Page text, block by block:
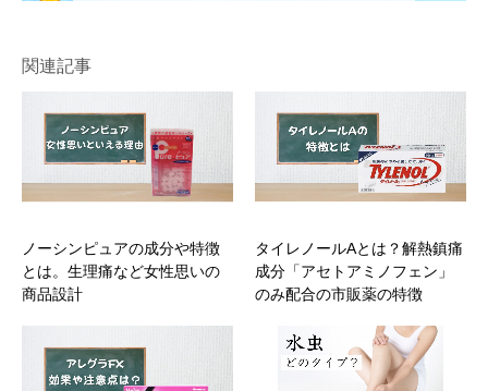
関連記事
ノーシンピュアの成分や特徴
とは。生理痛など女性思いの
商品設計
タイレノールAとは？解熱鎮痛
成分「アセトアミノフェン」
のみ配合の市販薬の特徴